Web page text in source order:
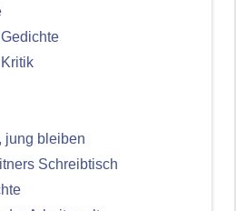
jung bleiben
Schreibtisch